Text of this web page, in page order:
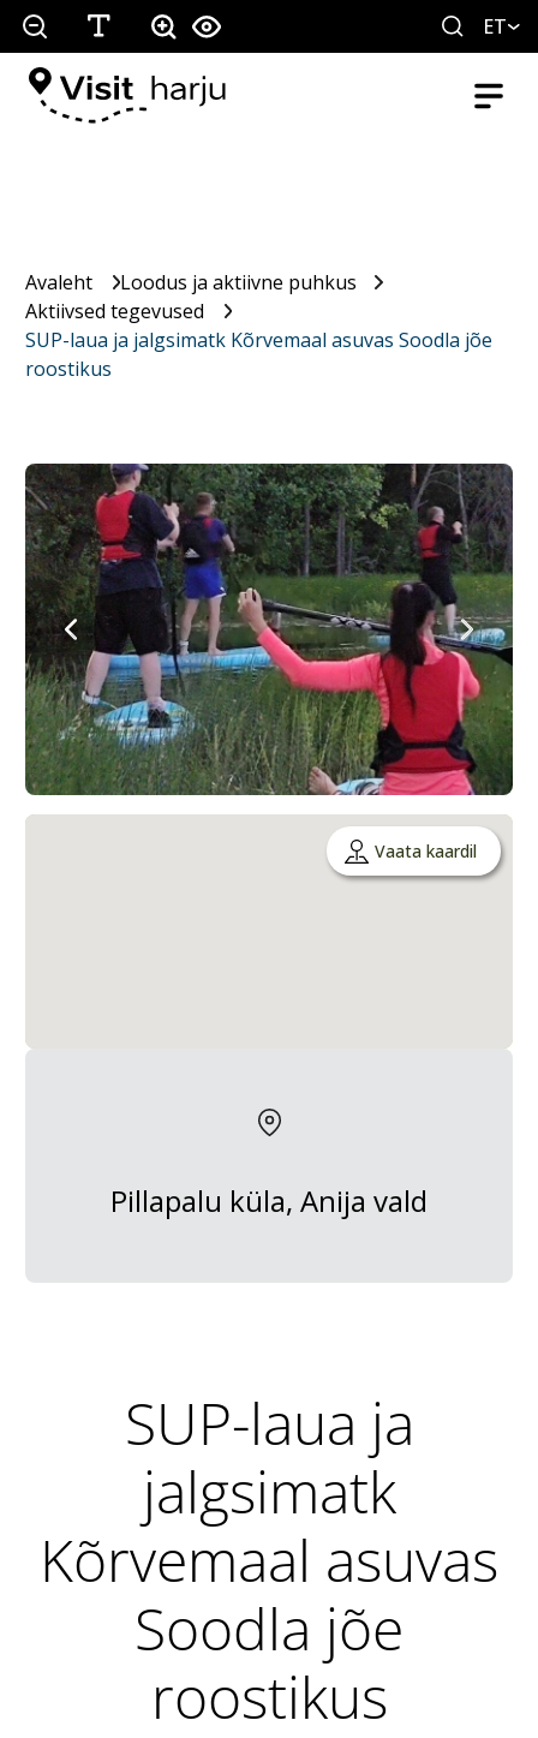
ET
Avaleht
Loodus ja aktiivne puhkus
Aktiivsed tegevused
SUP-laua ja jalgsimatk Kõrvemaal asuvas Soodla jõe
roostikus
Vaata kaardil
Pillapalu küla, Anija vald
SUP-laua ja
jalgsimatk
Kõrvemaal asuvas
Soodla jõe
roostikus